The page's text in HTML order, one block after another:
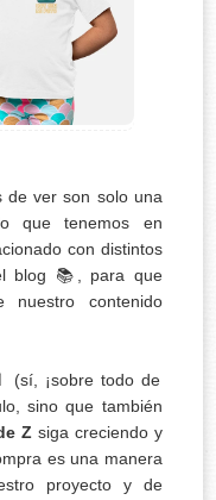
de ver son solo una
que tenemos en
con distintos
blog 📚, para que
nuestro contenido
(sí, ¡sobre todo de
sino que también
Z siga creciendo y
es una manera
proyecto y de